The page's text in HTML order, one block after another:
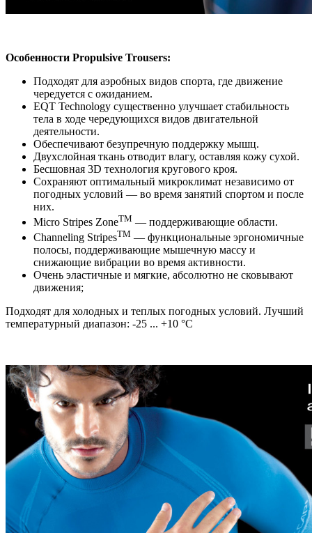
Особенности Propulsive Trousers:
Подходят для аэробных видов спорта, где движение
чередуется с ожиданием.
EQT Technology существенно улучшает стабильность
тела в ходе чередующихся видов двигательной
деятельности.
Обеспечивают безупречную поддержку мышц.
Двухслойная ткань отводит влагу, оставляя кожу сухой.
Бесшовная 3D технология кругового кроя.
Cохраняют оптимальный микроклимат независимо от
погодных условий — во время занятий спортом и после
них.
Micro Stripes ZoneTM — поддерживающие области.
Channeling StripesTM — функциональные эргономичные
полосы, поддерживающие мышечную массу и
снижающие вибрации во время активности.
Oчень эластичные и мягкие, абсолютно не сковывают
движения;
Подходят для холодных и теплых погодных условий. Лучший
температурный диапазон: -25 ... +10 °C